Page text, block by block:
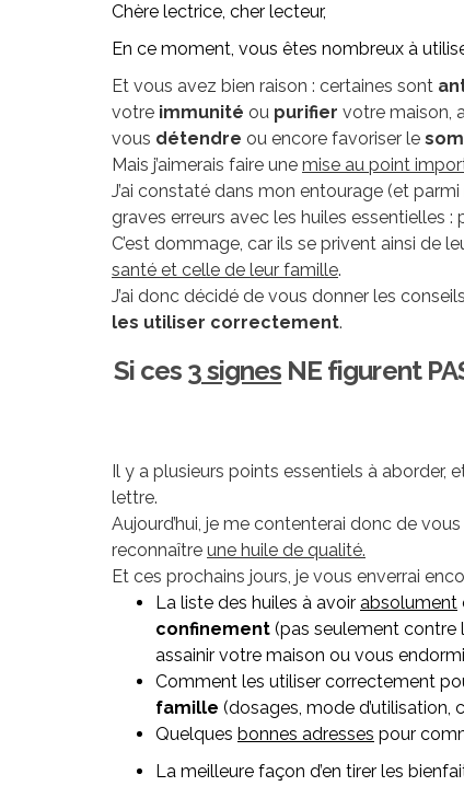
Chère lectrice, cher lecteur,
En ce moment, vous êtes nombreux à
Et vous avez bien raison : certaines sont
votre immunité ou purifier votre maison,
vous détendre ou encore favoriser le
Mais j’aimerais faire une mise au point
J’ai constaté dans mon entourage (et
graves erreurs avec les huiles essentielles
C’est dommage, car ils se privent ainsi de
santé et celle de leur famille.
J’ai donc décidé de vous donner les
les utiliser correctement.
Si ces 3 signes NE figurent
Il y a plusieurs points essentiels à aborder,
lettre.
Aujourd’hui, je me contenterai donc de
reconnaître une huile de qualité.
Et ces prochains jours, je vous enverrai
La liste des huiles à avoir absolument
confinement (pas seulement contre
assainir votre maison ou vous
Comment les utiliser correctement
famille (dosages, mode d’utilisation,
Quelques bonnes adresses pour
La meilleure façon d’en tirer les